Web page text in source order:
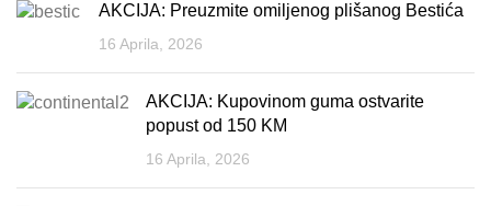
AKCIJA: Preuzmite omiljenog plišanog Bestića
16 Aprila, 2026
AKCIJA: Kupovinom guma ostvarite
popust od 150 KM
16 Aprila, 2026